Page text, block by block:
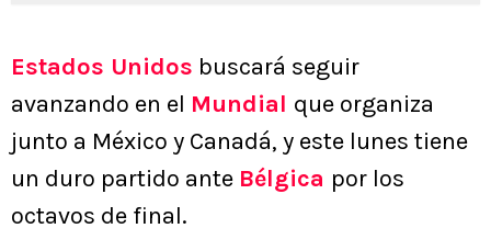
Estados Unidos buscará seguir
avanzando en el Mundial que organiza
junto a México y Canadá, y este lunes tiene
un duro partido ante Bélgica por los
octavos de final.